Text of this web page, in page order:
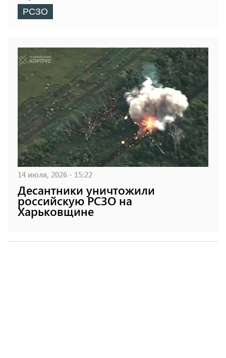
РСЗО
14 июля, 2026 - 15:22
Десантники уничтожили
российскую РСЗО на
Харьковщине